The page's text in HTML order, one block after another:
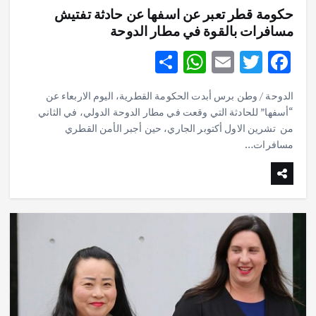
حكومة قطر تعبر عن اسفها عن حادثة تفتيش
مسافرات بالقوة في مطار الدوحة
F
ac
e
b
o
k
T
it
te
E
m
ai
l
W
h
at
s
p
S
h
ar
e
الدوحة / وطن برس أبدت الحكومة القطرية، اليوم الاربعاء عن
“أسفها” للحادثة التي وقعت في مطار الدوحة الدولي، في الثاني
من تشرين الاول أكتوبر الجاري، حين أجبر الأمن القطري
مسافرات…